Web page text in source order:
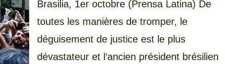
Brasilia, 1er octobre (Prensa Latina) De
toutes les manières de tromper, le
déguisement de justice est le plus
dévastateur et l’ancien président brésilien